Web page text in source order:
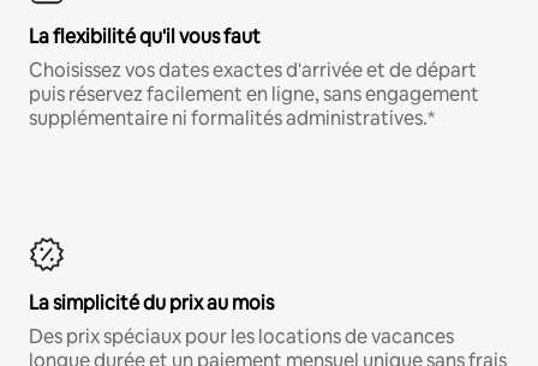
La flexibilité qu'il vous faut
Choisissez vos dates exactes d'arrivée et de départ
puis réservez facilement en ligne, sans engagement
supplémentaire ni formalités administratives.*
La simplicité du prix au mois
Des prix spéciaux pour les locations de vacances
longue durée et un paiement mensuel unique sans frais